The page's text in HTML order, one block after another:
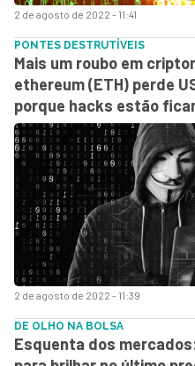
2 de agosto de 2022 - 11:41
2 de agosto de 2022 - 11:39
PONTES DESTRUTÍVEIS
Mais um roubo em
ethereum (ETH) perde
porque hacks estão
DE OLHO NA BOLSA
Esquenta dos